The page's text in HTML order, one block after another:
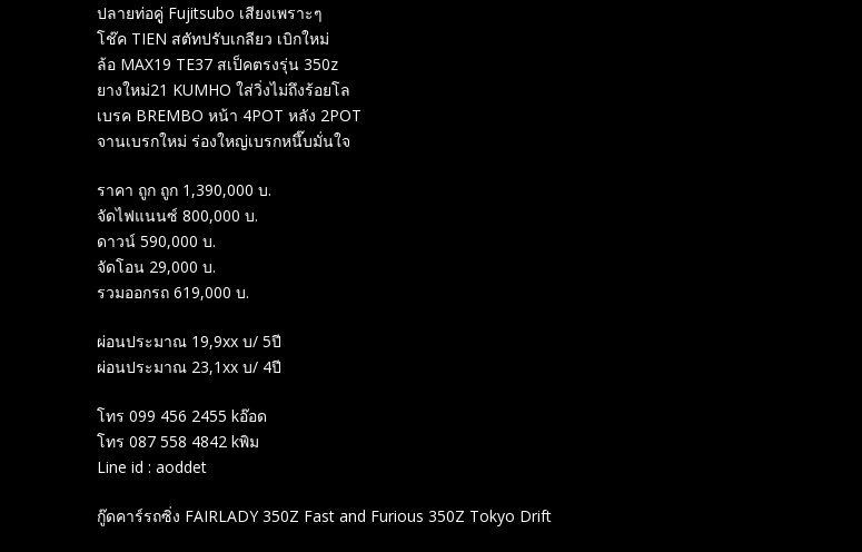
ปลายท่อคูู่ Fujitsubo เสียงเพราะๆ
โช๊ค TIEN สตัทปรับเกลียว เบิกใหม่
ล้อ MAX19 TE37 สเป็คตรงรุ่น 350z
ยางใหม่21 KUMHO ใส่วิ่งไม่ถึงร้อยโล
เบรค BREMBO หน้า 4POT หลัง 2POT
จานเบรกใหม่ ร่องใหญ่เบรกหนึ๊บมั่นใจ
ราคา ถูก ถูก 1,390,000 บ.
จัดไฟแนนซ์ 800,000 บ.
ดาวน์ 590,000 บ.
จัดโอน 29,000 บ.
รวมออกรถ 619,000 บ.
ผ่อนประมาณ 19,9xx บ/ 5ปี
ผ่อนประมาณ 23,1xx บ/ 4ปี
โทร 099 456 2455 kอ๊อด
โทร 087 558 4842 kพิม
Line id : aoddet
กู๊ดคาร์รถซิ่ง FAIRLADY 350Z Fast and Furious 350Z Tokyo Drift